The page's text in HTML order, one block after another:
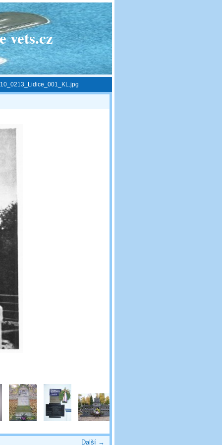
vets.cz
10_0213_Lidice_001_KL.jpg
Další →